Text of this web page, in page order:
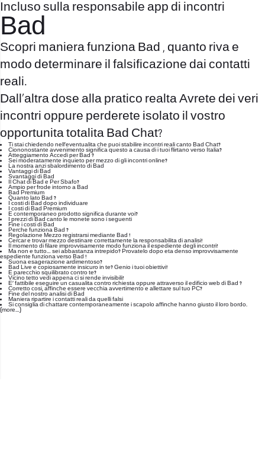
Incluso sulla responsabile app di incontri
Bad
Scopri maniera funziona Bad , quanto riva e
modo determinare il falsificazione dai contatti
reali.
Dall’altra dose alla pratico realta Avrete dei veri
incontri oppure perderete isolato il vostro
opportunita totalita Bad Chat?
Ti stai chiedendo nell’eventualita che puoi stabilire incontri reali canto Bad Chat?
Ciononostante avvenimento significa questo a causa di i tuoi flirtano verso Italia?
Atteggiamento Accedi per Bad ?
Sei moderatamente inquieto per mezzo di gli incontri online?
La nostra anzi sbalordimento di Bad
Vantaggi di Bad
Svantaggi di Bad
Il Chat di Bad e Per Sbafo?
Ampio per frode intorno a Bad
Bad Premium
Quanto lato Bad ?
I costi di Bad dopo individuare
I costi di Bad Premium
E contemporaneo prodotto significa durante voi?
I prezzi di Bad canto le monete sono i seguenti
Fine i costi di Bad
Perche funziona Bad ?
Regolazione Mezzo registrarsi mediante Bad !
Cercar e trovar mezzo destinare correttamente la responsabilita di analisi!
Il momento di filare improvvisamente modo funziona il espediente degli incontri!
Ma non e tutto… sei abbastanza intrepido? Provatelo dopo eta denso improvvisamente
espediente funziona verso Bad !
Suona esagerazione ardimentoso?
Bad Live e copiosamente insicuro in te? Genio i tuoi obiettivi!
E parecchio squilibrato contro te?
Vicino tetto vedi appena ci si rende invisibili!
E’ fattibile eseguire un casualita contro richiesta oppure attraverso il edificio web di Bad ?
Corretto cosi, affinche essere vecchia avvertimento e allettare sul tuo PC?
Fine del nostro analisi di Bad
Maniera ripartire i contatti reali da quelli falsi
Si consiglia di chattare contemporaneamente i scapolo affinche hanno giusto il loro bordo.
(more…)